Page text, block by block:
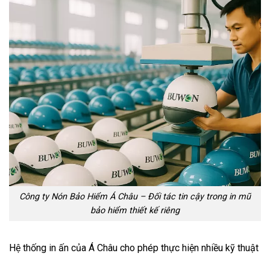
Công ty Nón Bảo Hiểm Á Châu – Đối tác tin cậy trong in mũ
bảo hiểm thiết kế riêng
Hệ thống in ấn của Á Châu cho phép thực hiện nhiều kỹ thuật